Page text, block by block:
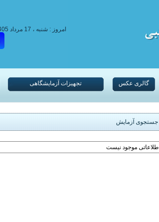
امروز : شنبه ، 17 مرداد 1405
گالری عکس تجهیزات آزمایشگاهی
جستجوی آزمایش
اطلاعاتی موجود نیست